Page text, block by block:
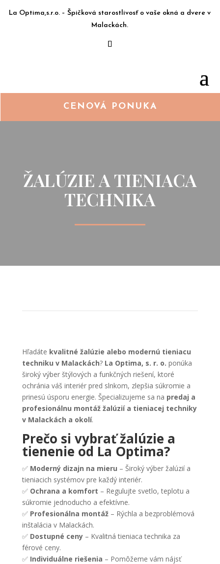
La Optima,s.r.o. – Špičková starostlivosť o vaše okná a dvere v
Malackách.
CENOVÁ PONUKA
ŽALÚZIE A TIENIACA
TECHNIKA
Hľadáte kvalitné žalúzie alebo modernú tieniacu
techniku v Malackách? La Optima, s. r. o. ponúka
široký výber štýlových a funkčných riešení, ktoré
ochránia váš interiér pred slnkom, zlepšia súkromie a
prinesú úsporu energie. Špecializujeme sa na predaj a
profesionálnu montáž žalúzií a tieniacej techniky
v Malackách a okolí.
Prečo si vybrať žalúzie a
tienenie od La Optima?
✅ Moderný dizajn na mieru – Široký výber žalúzií a
tieniacich systémov pre každý interiér.
✅ Ochrana a komfort – Regulujte svetlo, teplotu a
súkromie jednoducho a efektívne.
✅ Profesionálna montáž– Rýchla a bezproblémová
inštalácia v Malackách.
✅ Dostupné ceny– Kvalitná tieniaca technika za
férové ceny.
✅ Individuálne riešenia – Pomôžeme vám nájsť